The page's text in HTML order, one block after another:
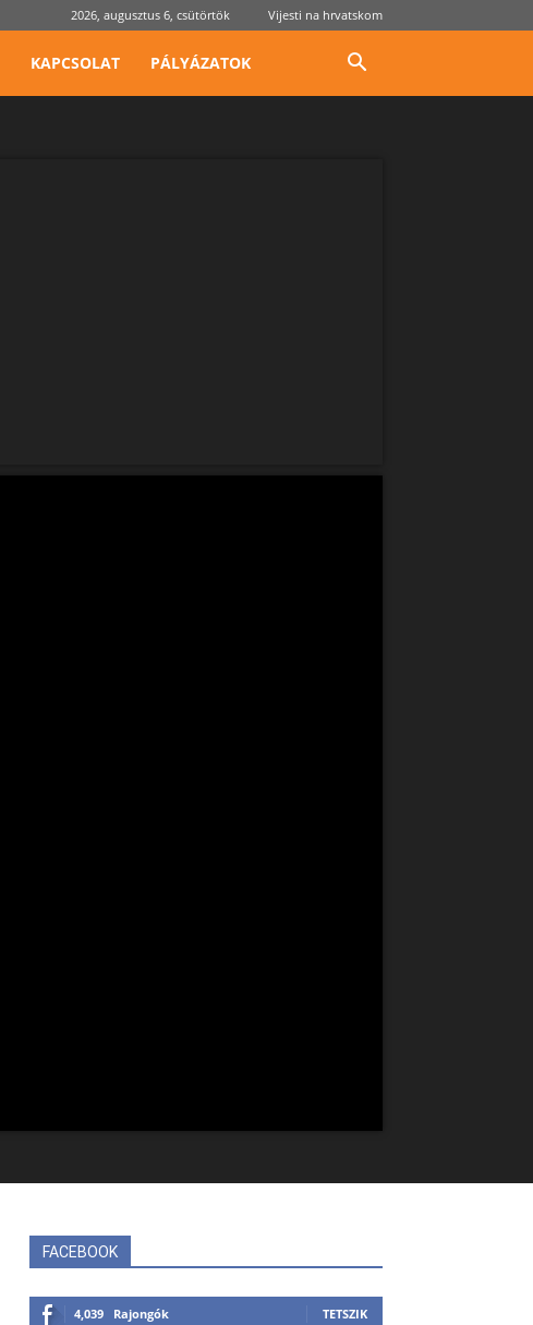
2026, augusztus 6, csütörtök Vijesti na hrvatskom
KAPCSOLAT PÁLYÁZATOK
FACEBOOK
4,039 Rajongók TETSZIK